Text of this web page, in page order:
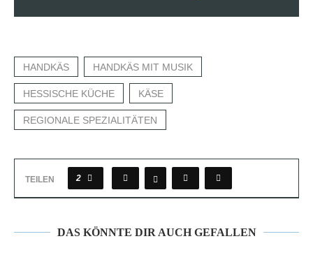
HANDKÄS HANDKÄS MIT MUSIK
HESSISCHE KÜCHE KÄSE
REGIONALE SPEZIALITÄTEN
TEILEN 2
DAS KÖNNTE DIR AUCH GEFALLEN